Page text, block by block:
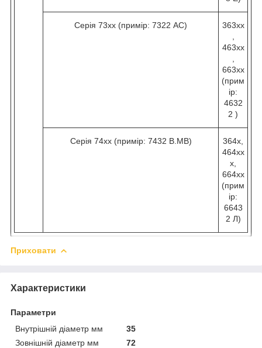
Серія 73хх (примір: 7322 AC)
363хх
463хх
663хх
(прим
ір:
4632
2 )
Серія 74хх (примір: 7432 B.МВ)
364х,
464хх
х,
664хх
(прим
ір:
6643
2 Л)
Приховати
Характеристики
Параметри
Внутрішній діаметр мм
35
Зовнішній діаметр мм
72